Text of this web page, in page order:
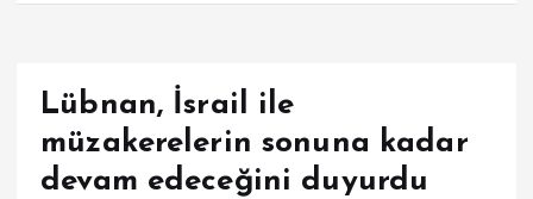
Lübnan, İsrail ile
müzakerelerin sonuna kadar
devam edeceğini duyurdu